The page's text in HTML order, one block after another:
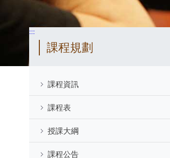
:::
課程規劃
課程資訊
課程表
授課大綱
課程公告